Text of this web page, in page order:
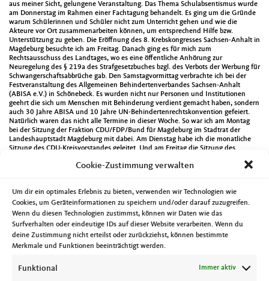
Cookie-Zustimmung verwalten
Um dir ein optimales Erlebnis zu bieten, verwenden wir Technologien wie
Cookies, um Geräteinformationen zu speichern und/oder darauf zuzugreifen.
Wenn du diesen Technologien zustimmst, können wir Daten wie das
Surfverhalten oder eindeutige IDs auf dieser Website verarbeiten. Wenn du
deine Zustimmung nicht erteilst oder zurückziehst, können bestimmte
Merkmale und Funktionen beeinträchtigt werden.
Funktional Immer aktiv
aus meiner Sicht, gelungene Veranstaltung. Das Thema Schulabsentismus wurde
am Donnerstag im Rahmen einer Fachtagung behandelt. Es ging um die Gründe
warum Schülerinnen und Schüler nicht zum Unterricht gehen und wie die
Akteure vor Ort zusammenarbeiten können, um entsprechend Hilfe bzw.
Unterstützung zu geben. Die Eröffnung des 8. Krebskongresses Sachsen-Anhalt in
Magdeburg besuchte ich am Freitag. Danach ging es für mich zum
Rechtsausschuss des Landtages, wo es eine öffentliche Anhörung zur
Neuregelung des § 219a des Strafgesetzbuches bzgl. des Verbots der Werbung für
Schwangerschaftsabbrüche gab. Den Samstagvormittag verbrachte ich bei der
Festveranstaltung des Allgemeinen Behindertenverbandes Sachsen-Anhalt
(ABISA e.V.) in Schönebeck. Es wurden nicht nur Personen und Institutionen
geehrt die sich um Menschen mit Behinderung verdient gemacht haben, sondern
auch 30 Jahre ABISA und 10 Jahre UN-Behindertenrechtskonvention gefeiert.
Natürlich waren das nicht alle Termine in dieser Woche. So war ich am Montag
bei der Sitzung der Fraktion CDU/FDP/Bund für Magdeburg im Stadtrat der
Landeshauptstadt Magdeburg mit dabei. Am Dienstag habe ich die monatliche
Sitzung des CDU-Kreisvorstandes geleitet. Und am Freitag die Sitzung des
Anhalt. Dort wurde auch folgender Beschluss gefasst:
Die Kommunen in unserem Land leisten bereits jetzt hervorragende Arbeit im
Bereich der Integration. Diese Anstrengungen werden jedoch noch viele Jahre
notwendig sein, um das Erreichte zu verstetigen und auszubauen. Aus diesem
Grund sind die bekanntgewordenen Bestrebungen des Bundesfinanzministers
Olaf Scholz, die Beteiligung des Bundes an den Integrationskosten drastisch zu
kürzen, aus Sicht des Landesvorstandes der Kommunalpolitischen Vereinigung
der CDU Sachsen-Anhalts weder nachvollziehbar noch hinnehmbar. Der Bund
Flüchtlingen nicht auf die Kommunen abwälzen. Mit diesem Beschluss